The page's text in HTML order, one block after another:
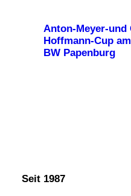
Anton-Meyer-und
Hoffmann-Cup
BW Papenburg
Seit 1987